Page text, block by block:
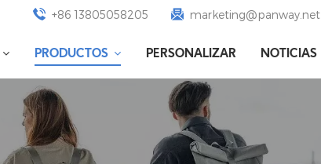
+86 13805058205 marketing@panway.net
PRODUCTOS PERSONALIZAR NOTICIAS